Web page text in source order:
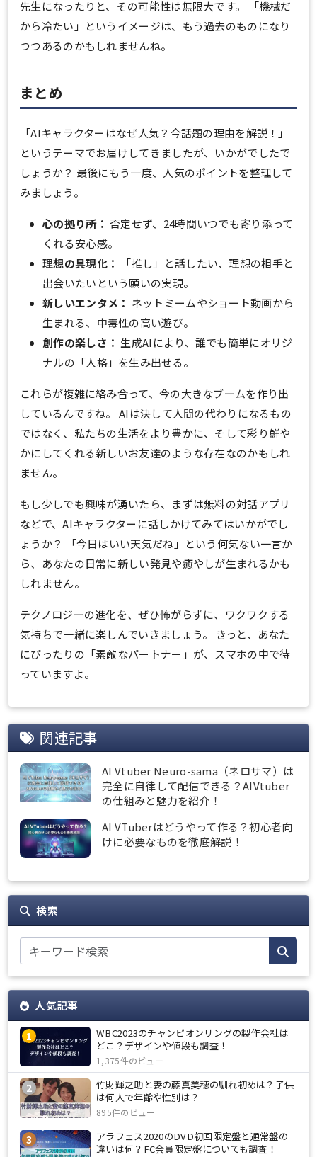
先生になったりと、その可能性は無限大です。 「機械だ
から冷たい」というイメージは、もう過去のものになり
つつあるのかもしれませんね。
まとめ
「AIキャラクターはなぜ人気？今話題の理由を解説！」
というテーマでお届けしてきましたが、いかがでしたで
しょうか？ 最後にもう一度、人気のポイントを整理して
みましょう。
心の拠り所： 否定せず、24時間いつでも寄り添って
くれる安心感。
理想の具現化：
「推し」と話したい、理想の相手と
出会いたいという願いの実現。
新しいエンタメ： ネットミームやショート動画から
生まれる、中毒性の高い遊び。
創作の楽しさ： 生成AIにより、誰でも簡単にオリジ
ナルの「人格」を生み出せる。
これらが複雑に絡み合って、今の大きなブームを作り出
しているんですね。 AIは決して人間の代わりになるもの
ではなく、私たちの生活をより豊かに、そして彩り鮮や
かにしてくれる新しいお友達のような存在なのかもしれ
ません。
もし少しでも興味が湧いたら、まずは無料の対話アプリ
などで、AIキャラクターに話しかけてみてはいかがでし
ょうか？ 「今日はいい天気だね」という何気ない一言か
ら、あなたの日常に新しい発見や癒やしが生まれるかも
しれません。
テクノロジーの進化を、ぜひ怖がらずに、ワクワクする
気持ちで一緒に楽しんでいきましょう。 きっと、あなた
にぴったりの「素敵なパートナー」が、スマホの中で待
っていますよ。
関連記事
AI Vtuber Neuro-sama（ネロサマ）は
完全に自律して配信できる？AIVtuber
の仕組みと魅力を紹介！
AI VTuberはどうやって作る？初心者向
けに必要なものを徹底解説！
検索
人気記事
1
WBC2023のチャンピオンリングの製作会社は
どこ？デザインや値段も調査！
1,375件のビュー
2
竹財輝之助と妻の藤真美穂の馴れ初めは？子供
は何人で年齢や性別は？
895件のビュー
3
アラフェス2020のDVD初回限定盤と通常盤の
違いは何？FC会員限定盤についても調査！